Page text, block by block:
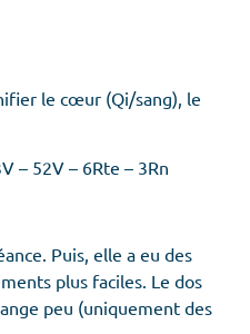
le cœur (Qi/sang), le
– 52V – 6Rte – 3Rn
Puis, elle a eu des
plus faciles. Le dos
peu (uniquement des